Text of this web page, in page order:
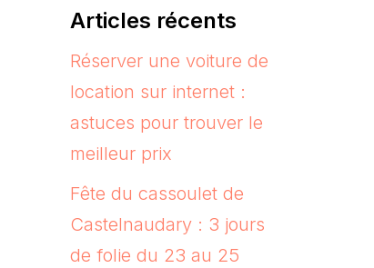
Articles récents
Réserver une voiture de
location sur internet :
astuces pour trouver le
meilleur prix
Fête du cassoulet de
Castelnaudary : 3 jours
de folie du 23 au 25